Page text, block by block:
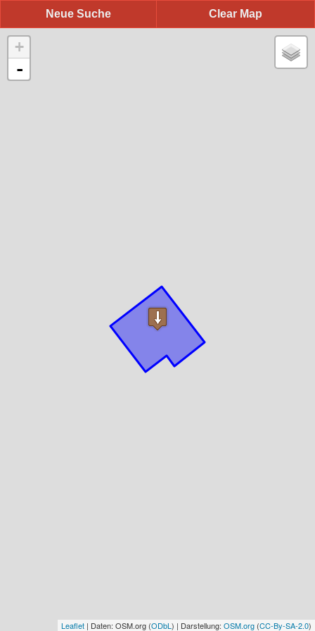
Clear Map
Neue Suche
+
-
Leaflet | Daten: OSM.org (ODbL ) | Darstellung: OSM.org (CC-By-SA-2.0)